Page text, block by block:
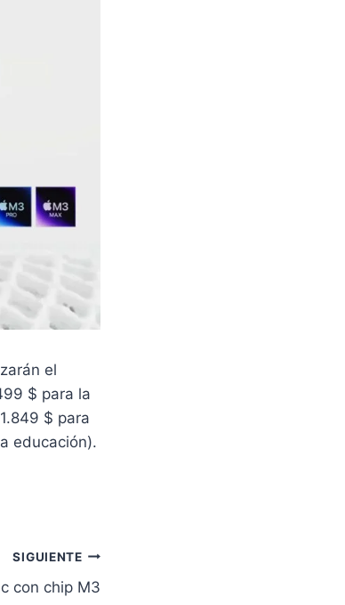
el
$ para la
$ para
educación).
SIGUIENTE
con chip M3